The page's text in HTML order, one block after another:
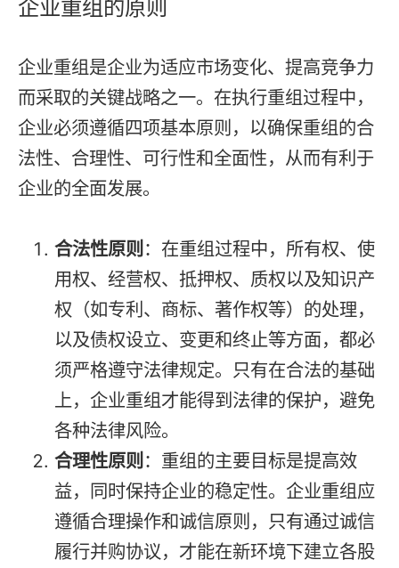
企业重组的原则
企业重组是企业为适应市场变化、提高竞争力
而采取的关键战略之一。在执行重组过程中，
企业必须遵循四项基本原则，以确保重组的合
法性、合理性、可行性和全面性，从而有利于
企业的全面发展。
合法性原则 ：在重组过程中，所有权、使
用权、经营权、抵押权、质权以及知识产
权（如专利、商标、著作权等）的处理，
以及债权设立、变更和终止等方面，都必
须严格遵守法律规定。只有在合法的基础
上，企业重组才能得到法律的保护，避免
各种法律风险。
合理性原则 ：重组的主要目标是提高效
益，同时保持企业的稳定性。企业重组应
遵循合理操作和诚信原则，只有通过诚信
履行并购协议，才能在新环境下建立各股